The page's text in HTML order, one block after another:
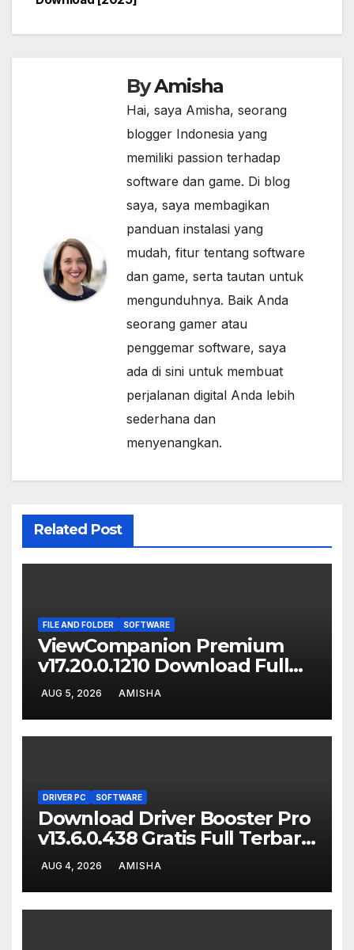
ByAmisha
Hai, saya Amisha, seorang
blogger Indonesia yang
memiliki passion terhadap
software dan game. Di blog
saya, saya membagikan
panduan instalasi yang
mudah, fitur tentang software
dan game, serta tautan untuk
mengunduhnya. Baik Anda
seorang gamer atau
penggemar software, saya
ada di sini untuk membuat
perjalanan digital Anda lebih
sederhana dan
menyenangkan.
Related Post
FILE AND FOLDER SOFTWARE
ViewCompanion Premium
v17.20.0.1210 Download Full
Terbaru Version
AUG 5, 2026 AMISHA
DRIVER PC SOFTWARE
Download Driver Booster Pro
v13.6.0.438 Gratis Full Terbaru
Version
AUG 4, 2026 AMISHA